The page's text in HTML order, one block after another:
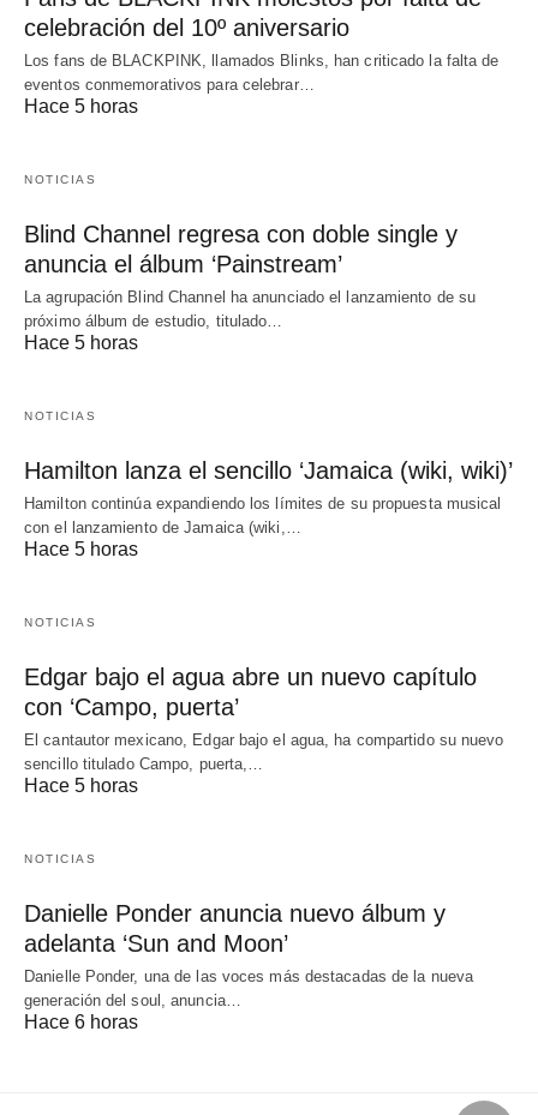
celebración del 10º aniversario
Los fans de BLACKPINK, llamados Blinks, han criticado la falta de
eventos conmemorativos para celebrar…
Hace 5 horas
NOTICIAS
Blind Channel regresa con doble single y
anuncia el álbum ‘Painstream’
La agrupación Blind Channel ha anunciado el lanzamiento de su
próximo álbum de estudio, titulado…
Hace 5 horas
NOTICIAS
Hamilton lanza el sencillo ‘Jamaica (wiki, wiki)’
Hamilton continúa expandiendo los límites de su propuesta musical
con el lanzamiento de Jamaica (wiki,…
Hace 5 horas
NOTICIAS
Edgar bajo el agua abre un nuevo capítulo
con ‘Campo, puerta’
El cantautor mexicano, Edgar bajo el agua, ha compartido su nuevo
sencillo titulado Campo, puerta,…
Hace 5 horas
NOTICIAS
Danielle Ponder anuncia nuevo álbum y
adelanta ‘Sun and Moon’
Danielle Ponder, una de las voces más destacadas de la nueva
generación del soul, anuncia…
Hace 6 horas